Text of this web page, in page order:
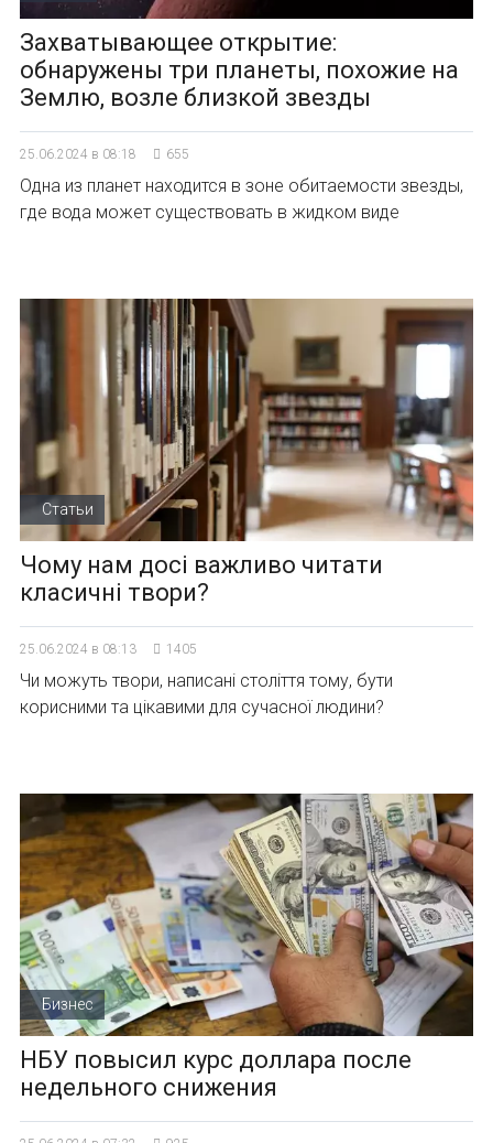
Захватывающее открытие:
обнаружены три планеты, похожие на
Землю, возле близкой звезды
25.06.2024 в 08:18 655
Одна из планет находится в зоне обитаемости звезды,
где вода может существовать в жидком виде
Статьи
Чому нам досі важливо читати
класичні твори?
25.06.2024 в 08:13 1405
Чи можуть твори, написані століття тому, бути
корисними та цікавими для сучасної людини?
Бизнес
НБУ повысил курс доллара после
недельного снижения